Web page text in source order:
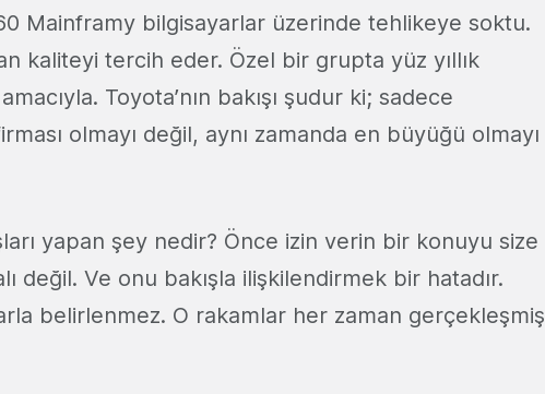
Mainframy bilgisayarlar üzerinde tehlikeye soktu.
kaliteyi tercih eder. Özel bir grupta yüz yıllık
Toyota’nın bakışı şudur ki; sadece
olmayı değil, aynı zamanda en büyüğü olmayı
yapan şey nedir? Önce izin verin bir konuyu size
değil. Ve onu bakışla ilişkilendirmek bir hatadır.
belirlenmez. O rakamlar her zaman gerçekleşmiş